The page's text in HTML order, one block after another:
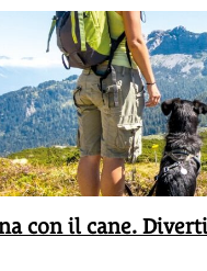
con il cane.